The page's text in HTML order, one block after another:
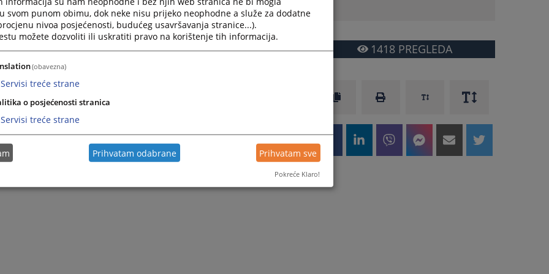
BiH;
u Uredu disciplinskog tužioca;
za disciplinske postupke i etiku pravosudnih funkcija.
a prijava se može podnijeti putem pošte, odnosno putem e-maila:
u sandučić u sjedištu Vijeća na adresi Kraljice Jelene 88,
za korupciju i nepravilnosti isključivo za VSTV BiH, a ne za
1418PREGLEDA
svom punom obimu, dok neke nisu prijeko neophodne a služe za dodatne
nivoa posjećenosti, budućeg usavršavanja stranice...).
možete dozvoliti ili uskratiti pravo na korištenje tih informacija.
(obavezna)
Servisi treće strane
o posjećenosti stranica
Servisi treće strane
Prihvatam odabrane Prihvatam sve
Pokreće Klaro!